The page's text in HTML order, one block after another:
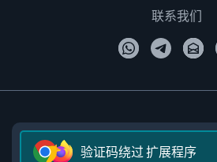
联系我们
验证码绕过 扩展程序